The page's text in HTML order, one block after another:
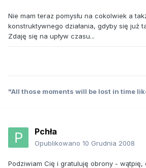
Nie mam teraz pomysłu na cokolwiek a
konstruktywnego działania, gdyby się już
Zdaję się na upływ czasu...
"All those moments will be lost in time
Pchła
Opublikowano 10 Grudnia 2008
Podziwiam Cię i gratuluję obrony - wątpię,